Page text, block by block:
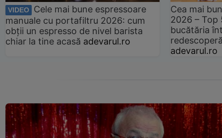
VIDEO
Cele mai bune espressoare
manuale cu portafiltru 2026: cum
obții un espresso de nivel barista
chiar la tine acasă adevarul.ro
Cea mai
2026 –
bucătăria
adevarul.ro